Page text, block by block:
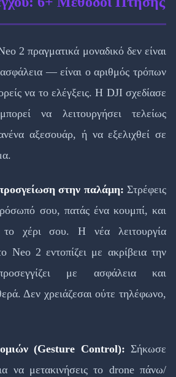
2 πραγματικά μοναδικό δεν είναι
— είναι ο αριθμός τρόπων
να το ελέγξεις. Η DJI σχεδίασε
να λειτουργήσει τελείως
αξεσουάρ, ή να εξελιχθεί σε
στην παλάμη: Στρέφεις
σου, πατάς ένα κουμπί, και
το χέρι σου. Η νέα λειτουργία
Neo 2 εντοπίζει με ακρίβεια την
με ασφάλεια και
Δεν χρειάζεσαι ούτε τηλέφωνο,
(Gesture Control): Σήκωσε
να μετακινήσεις το drone πάνω/